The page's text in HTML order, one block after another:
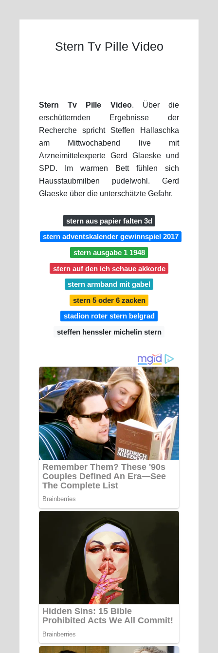
Stern Tv Pille Video
Stern Tv Pille Video. Über die
erschütternden Ergebnisse der
Recherche spricht Steffen Hallaschka
am Mittwochabend live mit
Arzneimittelexperte Gerd Glaeske und
SPD. Im warmen Bett fühlen sich
Hausstaubmilben pudelwohl. Gerd
Glaeske über die unterschätzte Gefahr.
stern aus papier falten 3d
stern adventskalender gewinnspiel 2017
stern ausgabe 1 1948
stern auf den ich schaue akkorde
stern armband mit gabel
stern 5 oder 6 zacken
stadion roter stern belgrad
steffen henssler michelin stern